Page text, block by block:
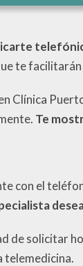
te
Clínica
Te
con el
de solicitar
telemedicina.